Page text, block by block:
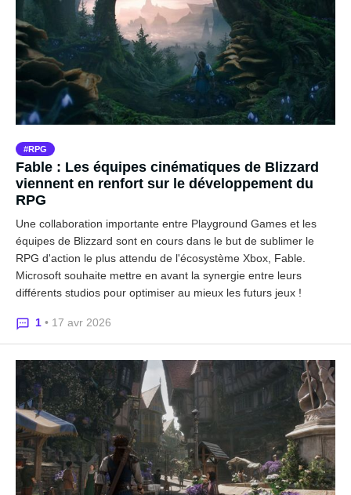
RPG
Fable : Les équipes cinématiques de Blizzard
viennent en renfort sur le développement du
RPG
Une collaboration importante entre Playground Games et les
équipes de Blizzard sont en cours dans le but de sublimer le
RPG d'action le plus attendu de l'écosystème Xbox, Fable.
Microsoft souhaite mettre en avant la synergie entre leurs
différents studios pour optimiser au mieux les futurs jeux !
1 • 17 avr 2026